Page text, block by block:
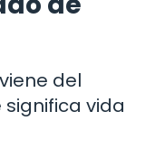
del
significa vida